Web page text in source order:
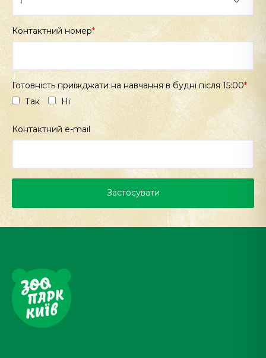
Контактний номер*
Готовність приїжджати на навчання в будні після 15:00*
Так
Ні
Контактний e-mail